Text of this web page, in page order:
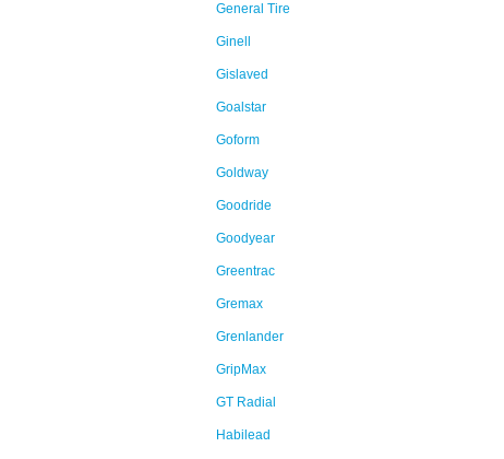
General Tire
Ginell
Gislaved
Goalstar
Goform
Goldway
Goodride
Goodyear
Greentrac
Gremax
Grenlander
GripMax
GT Radial
Habilead